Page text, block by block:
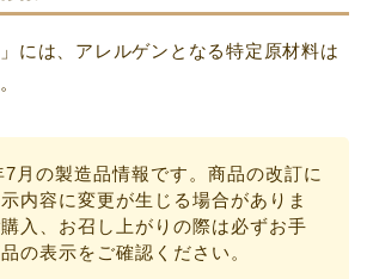
には、アレルゲンとなる特定原材料は
7月の製造品情報です。商品の改訂に
内容に変更が生じる場合がありま
入、お召し上がりの際は必ずお手
の表示をご確認ください。